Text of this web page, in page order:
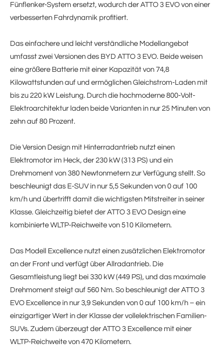
Fünflenker-System ersetzt, wodurch der ATTO 3 EVO von einer
verbesserten Fahrdynamik profitiert.
Das einfachere und leicht verständliche Modellangebot
umfasst zwei Versionen des BYD ATTO 3 EVO. Beide weisen
eine größere Batterie mit einer Kapazität von 74,8
Kilowattstunden auf und ermöglichen Gleichstrom-Laden mit
bis zu 220 kW Leistung. Durch die hochmoderne 800-Volt-
Elektroarchitektur laden beide Varianten in nur 25 Minuten von
zehn auf 80 Prozent.
Die Version Design mit Hinterradantrieb nutzt einen
Elektromotor im Heck, der 230 kW (313 PS) und ein
Drehmoment von 380 Newtonmetern zur Verfügung stellt. So
beschleunigt das E-SUV in nur 5,5 Sekunden von 0 auf 100
km/h und übertrifft damit die wichtigsten Mitstreiter in seiner
Klasse. Gleichzeitig bietet der ATTO 3 EVO Design eine
kombinierte WLTP-Reichweite von 510 Kilometern.
Das Modell Excellence nutzt einen zusätzlichen Elektromotor
an der Front und verfügt über Allradantrieb. Die
Gesamtleistung liegt bei 330 kW (449 PS), und das maximale
Drehmoment steigt auf 560 Nm. So beschleunigt der ATTO 3
EVO Excellence in nur 3,9 Sekunden von 0 auf 100 km/h – ein
einzigartiger Wert in der Klasse der vollelektrischen Familien-
SUVs. Zudem überzeugt der ATTO 3 Excellence mit einer
WLTP-Reichweite von 470 Kilometern.